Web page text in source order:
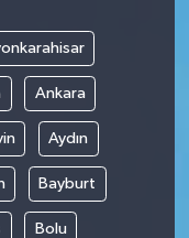
Ankara
Aydın
Bayburt
Bolu